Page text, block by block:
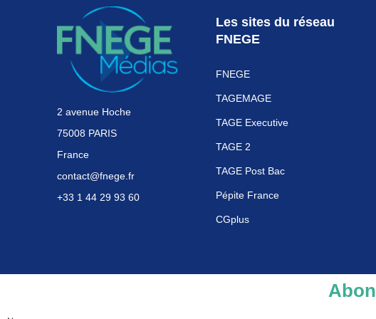
2 avenue Hoche
75008 PARIS
France
contact@fnege.fr
+33 1 44 29 93 60
Les sites du réseau
FNEGE
FNEGE
TAGEMAGE
TAGE Executive
TAGE 2
TAGE Post Bac
Pépite France
CGplus